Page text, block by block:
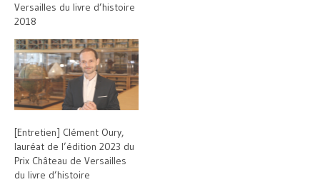
Versailles du livre d’histoire
2018
[Entretien] Clément Oury,
lauréat de l’édition 2023 du
Prix Château de Versailles
du livre d’histoire